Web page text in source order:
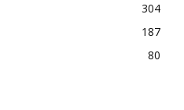
304
187
80